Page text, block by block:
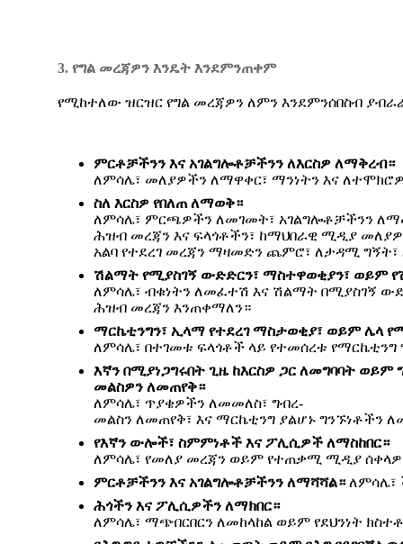
3. የግል መረጃዎን እንዴት እንደምንጠቀም
የሚከተለው ዝርዝር የግል መረጃዎን ለምን እንደምንሰበስብ
ምርቶቻችንን እና አገልግሎቶቻችንን ለእርስዎ ለማቅረብ።
ለምሳሌ፣ መለያዎችን ለማዋቀር፣ ማንነትን እና
ስለ እርስዎ የበለጠ ለማወቅ።
ለምሳሌ፣ ምርጫዎችን ለመገመት፣ አገልግሎቶቻችንን
ሕዝብ መረጃን እና ፍላጎቶችን፣ ከማህበራዊ ሚዲያ
አልባ የተደረገ መረጃን ማዛመድን ጨምሮ፣ ለታዳሚ
ሽልማት የሚያስገኝ ውድድርን፣ ማስተዋወቂያን፣ ወይም
ለምሳሌ፣ ብቁነትን ለመፈተሽ እና ሽልማት በሚያስገኝ
ሕዝብ መረጃን እንጠቀማለን።
ማርኬቲንግን፣ ኢላማ የተደረገ ማስታወቂያ፣ ወይም ሌላ
ለምሳሌ፣ በተገመቱ ፍላጎቶች ላይ የተመሰረቱ
እኛን በሚያነጋግሩበት ጊዜ ከእርስዎ ጋር ለመግባባት ወይም
መልስዎን ለመጠየቅ።
ለምሳሌ፣ ጥያቄዎችን ለመመለስ፣ ግብረ-
መልስን ለመጠየቅ፣ እና ማርኬቲንግ ያልሆኑ ግንኙነቶችን
የእኛን ውሎች፣ ስምምነቶች እና ፖሊሲዎች ለማስከበር።
ለምሳሌ፣ የመለያ መረጃን ወይም የተጠቃሚ ሚዲያ
ምርቶቻችንን እና አገልግሎቶቻችንን ለማሻሻል። ለምሳሌ፣
ሕጎችን እና ፖሊሲዎችን ለማክበር።
ለምሳሌ፣ ማጭበርበርን ለመከላከል ወይም የደህንነት